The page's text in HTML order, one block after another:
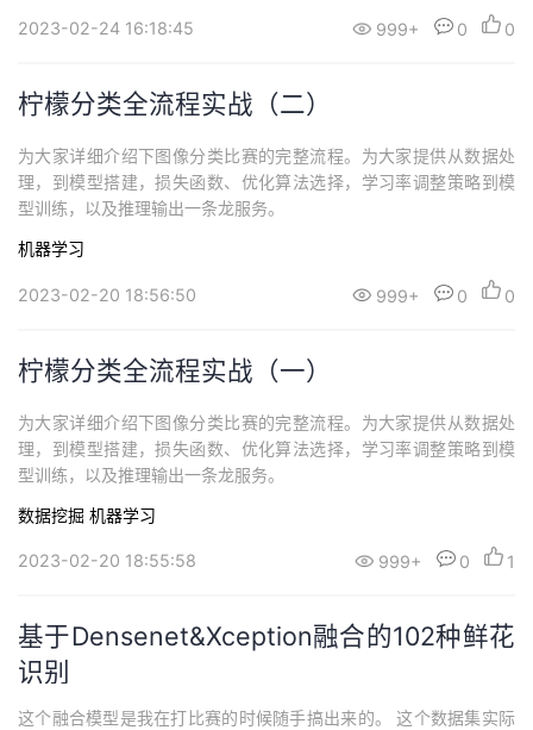
2023-02-24 16:18:45 999+ 0 0
柠檬分类全流程实战（二）
为大家详细介绍下图像分类比赛的完整流程。为大家提供从数据处
理，到模型搭建，损失函数、优化算法选择，学习率调整策略到模
型训练，以及推理输出一条龙服务。
机器学习
2023-02-20 18:56:50 999+ 0 0
柠檬分类全流程实战（一）
为大家详细介绍下图像分类比赛的完整流程。为大家提供从数据处
理，到模型搭建，损失函数、优化算法选择，学习率调整策略到模
型训练，以及推理输出一条龙服务。
数据挖掘 机器学习
2023-02-20 18:55:58 999+ 0 1
基于Densenet&Xception融合的102种鲜花
识别
这个融合模型是我在打比赛的时候随手搞出来的。 这个数据集实际